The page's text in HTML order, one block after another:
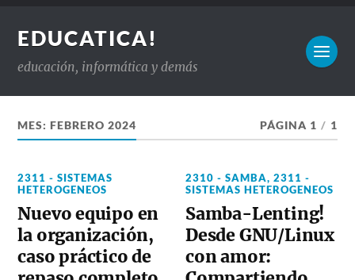
EDUCATICA!
educación, informática y demás
MES:FEBRERO 2024 PÁGINA 1 / 1
2311 - SISTEMAS
HETEROGENEOS
Nuevo equipo en
la organización,
caso práctico de
2310 - SAMBA,2311 -
SISTEMAS HETEROGENEOS
Samba-Lenting!
Desde GNU/Linux
con amor: